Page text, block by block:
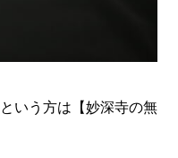
いう方は【妙深寺の無